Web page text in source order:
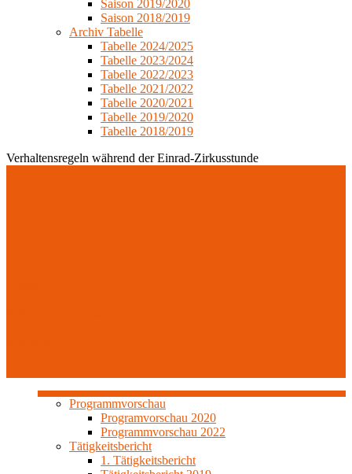
Saison 2019/2020
Saison 2018/2019
Archiv Tabelle
Tabelle 2024/2025
Tabelle 2023/2024
Tabelle 2022/2023
Tabelle 2021/2022
Tabelle 2020/2021
Tabelle 2019/2020
Tabelle 2018/2019
Verhaltensregeln während der Einrad-Zirkusstunde
Programmvorschau
Programvorschau 2020
Programmvorschau 2022
Tätigkeitsbericht
1. Tätigkeitsbericht